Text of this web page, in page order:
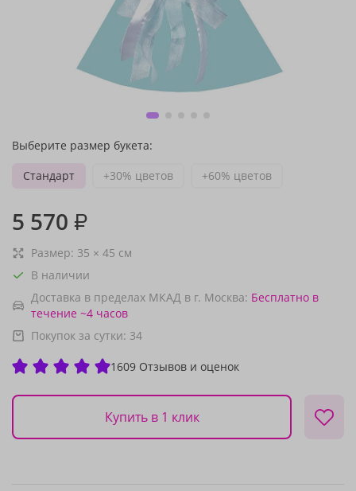
Выберите размер букета:
Стандарт
+30% цветов +60% цветов
5 570 ₽
Размер: 35 × 45 см
В наличии
Доставка в пределах МКАД в г. Москва: Бесплатно в
течение ~4 часов
Покупок за сутки: 34
1609 Отзывов и оценок
Купить в 1 клик